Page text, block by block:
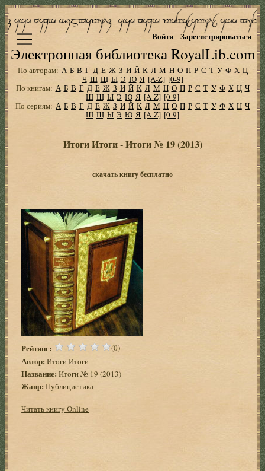
Электронная библиотека RoyalLib.com
Войти Зарегистрироваться
По авторам: А Б В Г Д Е Ж З И Й К Л М Н О П Р С Т У Ф Х Ц
Ч Ш Щ Ы Э Ю Я [A-Z] [0-9]
По книгам: А Б В Г Д Е Ж З И Й К Л М Н О П Р С Т У Ф Х Ц Ч
Ш Щ Ы Э Ю Я [A-Z] [0-9]
По сериям: А Б В Г Д Е Ж З И Й К Л М Н О П Р С Т У Ф Х Ц Ч
Ш Щ Ы Э Ю Я [A-Z] [0-9]
Итоги Итоги - Итоги № 19 (2013)
скачать книгу бесплатно
Рейтинг: (0)
Автор: Итоги Итоги
Название: Итоги № 19 (2013)
Жанр: Публицистика
Читать книгу Online